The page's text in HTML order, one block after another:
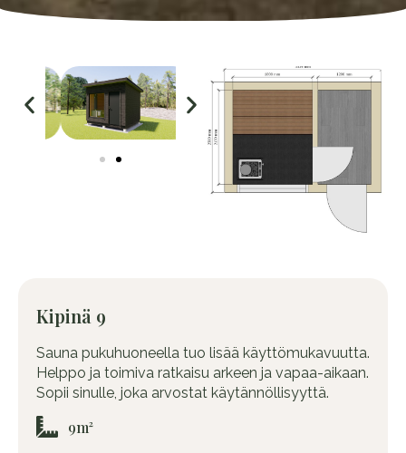
Kipinä 9
Sauna pukuhuoneella tuo lisää käyttömukavuutta.
Helppo ja toimiva ratkaisu arkeen ja vapaa-aikaan.
Sopii sinulle, joka arvostat käytännöllisyyttä.
9m²